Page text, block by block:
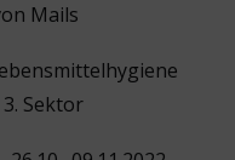
Mails
Sektor